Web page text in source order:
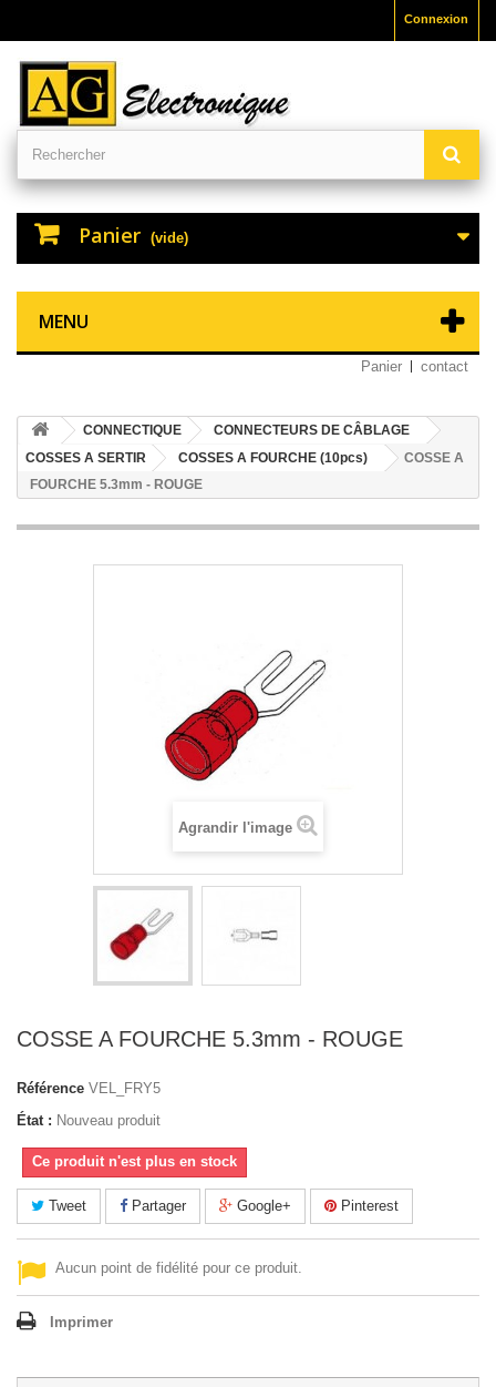
Connexion
Panier (vide)
MENU
Panier contact
CONNECTIQUE
CONNECTEURS DE CÂBLAGE
COSSES A SERTIR
COSSES A FOURCHE (10pcs)
COSSE A
FOURCHE 5.3mm - ROUGE
Agrandir l'image
COSSE A FOURCHE 5.3mm - ROUGE
Référence VEL_FRY5
État : Nouveau produit
Ce produit n'est plus en stock
Tweet Partager Google+ Pinterest
Aucun point de fidélité pour ce produit.
Imprimer